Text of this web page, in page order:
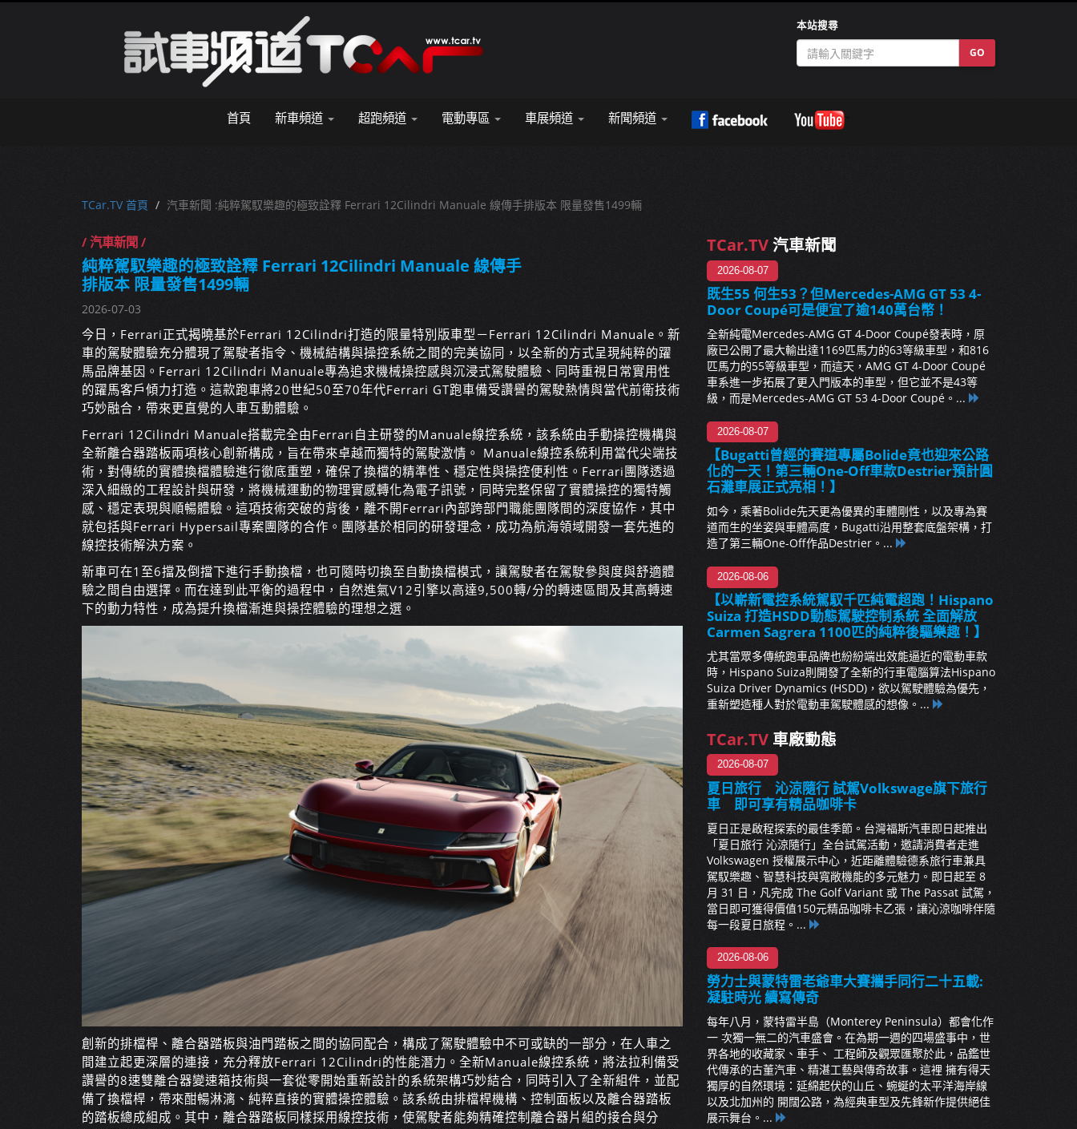
本站搜尋
GO
首頁 新車頻道 超跑頻道 電動專區 車展頻道 新聞頻道
TCar.TV 首頁 汽車新聞 :純粹駕馭樂趣的極致詮釋 Ferrari 12Cilindri Manuale 線傳手排版本 限量發售1499輛
/ 汽車新聞 /
純粹駕馭樂趣的極致詮釋 Ferrari 12Cilindri Manuale 線傳手
排版本 限量發售1499輛
2026-07-03
今日，Ferrari正式揭曉基於Ferrari 12Cilindri打造的限量特別版車型－Ferrari 12Cilindri Manuale。新
車的駕駛體驗充分體現了駕駛者指令、機械結構與操控系統之間的完美協同，以全新的方式呈現純粹的躍
馬品牌基因。Ferrari 12Cilindri Manuale專為追求機械操控感與沉浸式駕駛體驗、同時重視日常實用性
的躍馬客戶傾力打造。這款跑車將20世紀50至70年代Ferrari GT跑車備受讚譽的駕駛熱情與當代前衛技術
巧妙融合，帶來更直覺的人車互動體驗。
Ferrari 12Cilindri Manuale搭載完全由Ferrari自主研發的Manuale線控系統，該系統由手動操控機構與
全新離合器踏板兩項核心創新構成，旨在帶來卓越而獨特的駕駛激情。 Manuale線控系統利用當代尖端技
術，對傳統的實體換檔體驗進行徹底重塑，確保了換檔的精準性、穩定性與操控便利性。Ferrari團隊透過
深入細緻的工程設計與研發，將機械運動的物理實感轉化為電子訊號，同時完整保留了實體操控的獨特觸
感、穩定表現與順暢體驗。這項技術突破的背後，離不開Ferrari內部跨部門職能團隊間的深度協作，其中
就包括與Ferrari Hypersail專案團隊的合作。團隊基於相同的研發理念，成功為航海領域開發一套先進的
線控技術解決方案。
新車可在1至6擋及倒擋下進行手動換檔，也可隨時切換至自動換檔模式，讓駕駛者在駕駛參與度與舒適體
驗之間自由選擇。而在達到此平衡的過程中，自然進氣V12引擎以高達9,500轉/分的轉速區間及其高轉速
下的動力特性，成為提升換檔漸進與操控體驗的理想之選。
創新的排檔桿、離合器踏板與油門踏板之間的協同配合，構成了駕駛體驗中不可或缺的一部分，在人車之
間建立起更深層的連接，充分釋放Ferrari 12Cilindri的性能潛力。全新Manuale線控系統，將法拉利備受
讚譽的8速雙離合器變速箱技術與一套從零開始重新設計的系統架構巧妙結合，同時引入了全新組件，並配
備了換檔桿，帶來酣暢淋漓、純粹直接的實體操控體驗。該系統由排檔桿機構、控制面板以及離合器踏板
的踏板總成組成。其中，離合器踏板同樣採用線控技術，使駕駛者能夠精確控制離合器片組的接合與分
TCar.TV汽車新聞
2026-08-07
既生55 何生53？但Mercedes-AMG GT 53 4-
Door Coupé可是便宜了逾140萬台幣！
全新純電Mercedes-AMG GT 4-Door Coupé發表時，原
廠已公開了最大輸出達1169匹馬力的63等級車型，和816
匹馬力的55等級車型，而這天，AMG GT 4-Door Coupé
車系進一步拓展了更入門版本的車型，但它並不是43等
級，而是Mercedes-AMG GT 53 4-Door Coupé。...
2026-08-07
【Bugatti曾經的賽道專屬Bolide竟也迎來公路
化的一天！第三輛One-Off車款Destrier預計圓
石灘車展正式亮相！】
如今，乘著Bolide先天更為優異的車體剛性，以及專為賽
道而生的坐姿與車體高度，Bugatti沿用整套底盤架構，打
造了第三輛One-Off作品Destrier。...
2026-08-06
【以嶄新電控系統駕馭千匹純電超跑！Hispano
Suiza 打造HSDD動態駕駛控制系統 全面解放
Carmen Sagrera 1100匹的純粹後驅樂趣！】
尤其當眾多傳統跑車品牌也紛紛端出效能逼近的電動車款
時，Hispano Suiza則開發了全新的行車電腦算法Hispano
Suiza Driver Dynamics (HSDD)，欲以駕駛體驗為優先，
重新塑造種人對於電動車駕駛體感的想像。...
TCar.TV 車廠動態
2026-08-07
夏日旅行 沁涼隨行 試駕Volkswage旗下旅行
車 即可享有精品咖啡卡
夏日正是啟程探索的最佳季節。台灣福斯汽車即日起推出
「夏日旅行 沁涼隨行」全台試駕活動，邀請消費者走進
Volkswagen 授權展示中心，近距離體驗德系旅行車兼具
駕馭樂趣、智慧科技與寬敞機能的多元魅力。即日起至 8
月 31 日，凡完成 The Golf Variant 或 The Passat 試駕，
當日即可獲得價值150元精品咖啡卡乙張，讓沁涼咖啡伴隨
每一段夏日旅程。...
2026-08-06
勞力士與蒙特雷老爺車大賽攜手同行二十五載:
凝駐時光 續寫傳奇
每年八月，蒙特雷半島（Monterey Peninsula）都會化作
一 次獨一無二的汽車盛會。在為期一週的四場盛事中，世
界各地的收藏家、車手、 工程師及觀眾匯聚於此，品鑑世
代傳承的古董汽車、精湛工藝與傳奇故事。這裡 擁有得天
獨厚的自然環境：延綿起伏的山丘、蜿蜒的太平洋海岸線
以及北加州的 開闊公路，為經典車型及先鋒新作提供絕佳
展示舞台。...